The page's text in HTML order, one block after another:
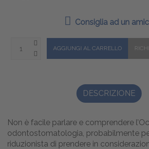
Consiglia ad un
DESCRIZIONE
Non è facile parlare e comprendere
odontostomatologia, probabilmente
riduzionista di prendere in